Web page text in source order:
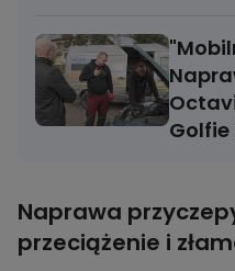
Naprawa
przeciążenie i